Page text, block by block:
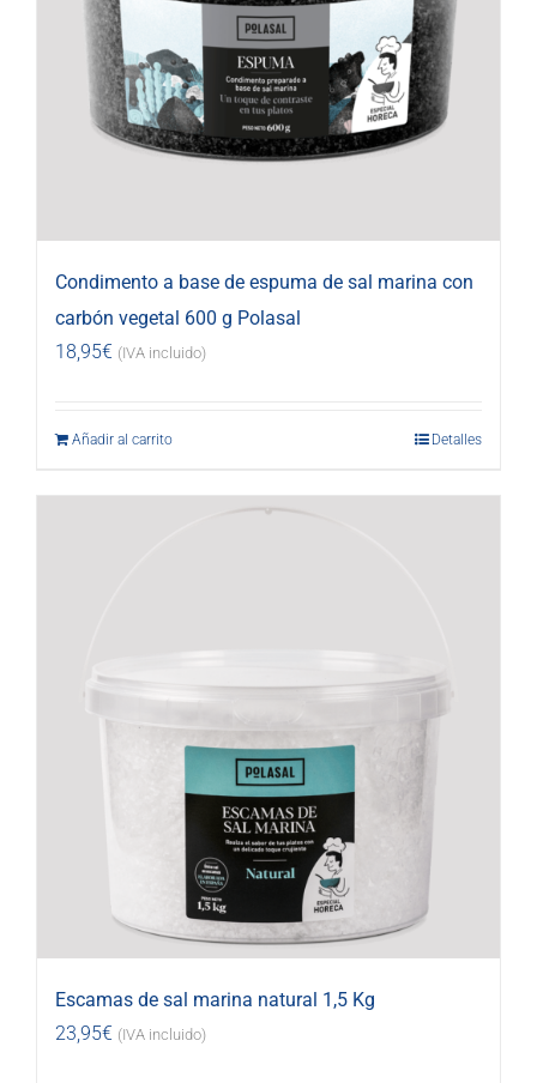
Condimento a base de espuma de sal marina con
carbón vegetal 600 g Polasal
18,95€ (IVA incluido)
Añadir al carrito Detalles
Escamas de sal marina natural 1,5 Kg
23,95€ (IVA incluido)